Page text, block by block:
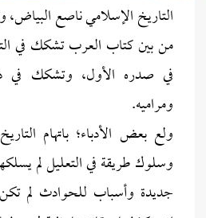
التاريخ الإسلامي ناصع
من بين كتاب العرب تشكك في
في صدره الأول، وتشكك في
ومراميه.
ولع بعض الأدباء؛ باتهام
وسلوك طريقة في التعليل لم
جديدة وأسباب للحوادث لم